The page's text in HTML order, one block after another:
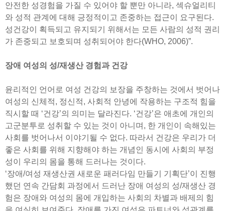
안전한 성경험을 가질 수 있어야 할 뿐만 아니라, 섹슈얼리티
와 성적 관계에 대해 긍정적이고 존중하는 접근이 요구된다.
성건강이 획득되고 유지되기 위해서는 모든 사람의 성적 권리
가 존중되고 보호되며 성취되어야 한다(WHO, 2006)”.
장애 여성의 성/재생산 경험과 건강
윤리적인 언어로 여성 건강의 보장을 주창하는 것에서 벗어나
여성의 신체적, 정신적, 사회적 안녕에 작용하는 구조적 힘을
직시할 때 ‘건강’의 의미는 달라진다. ‘건강’은 애초에 개인의
고군분투로 성취할 수 있는 것이 아니며, 한 개인이 속해있는
사회를 벗어나서 이야기될 수 없다. 따라서 건강은 우리가 더
좋은 사회를 위해 지향해야 하는 개념인 동시에 사회의 부정
성이 우리의 몸을 통해 드러나는 것이다.
‘장애/여성 재생산권 새로운 패러다임 만들기 기획단’이 진행
했던 연속 간담회 과정에서 드러난 장애 여성의 성/재생산 경
험은 장애와 여성의 몸에 개입하는 사회의 차별과 배제의 힘